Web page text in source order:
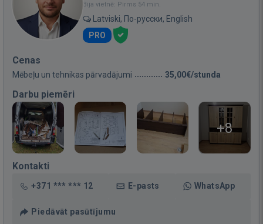
Bija vietnē: Pirms 54 min.
Latviski, По-русски, English
PRO
Cenas
Mēbeļu un tehnikas pārvadājumi 35,00€/stunda
Darbu piemēri
+8
Kontakti
+371 *** *** 12 E-pasts WhatsApp
Piedāvāt pasūtījumu